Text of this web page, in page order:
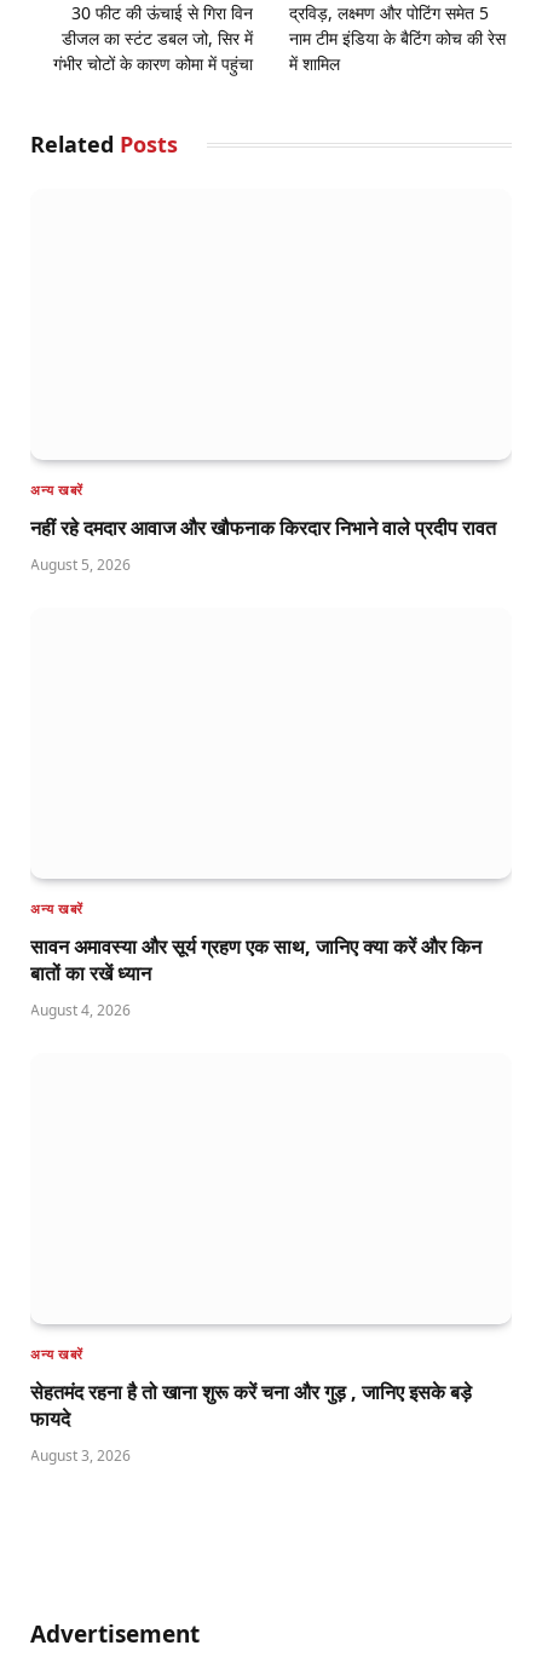
30 फीट की ऊंचाई से गिरा विन
डीजल का स्टंट डबल जो, सिर में
गंभीर चोटों के कारण कोमा में पहुंचा
द्रविड़, लक्ष्मण और पोटिंग समेत 5
नाम टीम इंडिया के बैटिंग कोच की रेस
में शामिल
Related Posts
अन्य खबरें
नहीं रहे दमदार आवाज और खौफनाक किरदार निभाने वाले प्रदीप रावत
August 5, 2026
अन्य खबरें
सावन अमावस्या और सूर्य ग्रहण एक साथ, जानिए क्या करें और किन
बातों का रखें ध्यान
August 4, 2026
अन्य खबरें
सेहतमंद रहना है तो खाना शुरू करें चना और गुड़ , जानिए इसके बड़े
फायदे
August 3, 2026
Advertisement